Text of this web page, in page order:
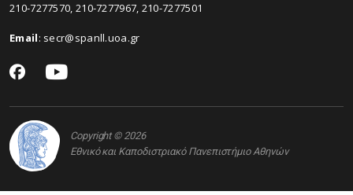
210-7277570, 210-7277967, 210-7277501
Email: secr@spanll.uoa.gr
Copyright © 2026
Εθνικό και Καποδιστριακό Πανεπιστήμιο Αθηνών